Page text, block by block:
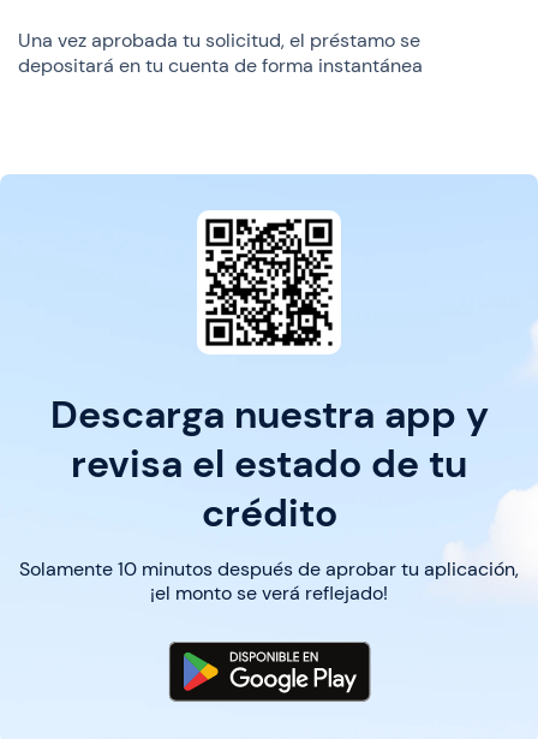
Una vez aprobada tu solicitud, el préstamo se
depositará en tu cuenta de forma instantánea
Descarga nuestra app y
revisa el estado de tu
crédito
Solamente 10 minutos después de aprobar tu aplicación,
¡el monto se verá reflejado!